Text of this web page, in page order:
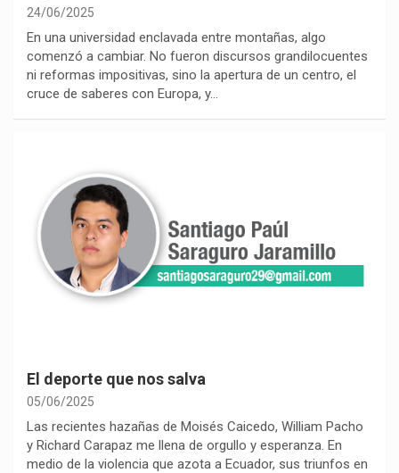
24/06/2025
En una universidad enclavada entre montañas, algo
comenzó a cambiar. No fueron discursos grandilocuentes
ni reformas impositivas, sino la apertura de un centro, el
cruce de saberes con Europa, y…
El deporte que nos salva
05/06/2025
Las recientes hazañas de Moisés Caicedo, William Pacho
y Richard Carapaz me llena de orgullo y esperanza. En
medio de la violencia que azota a Ecuador, sus triunfos en